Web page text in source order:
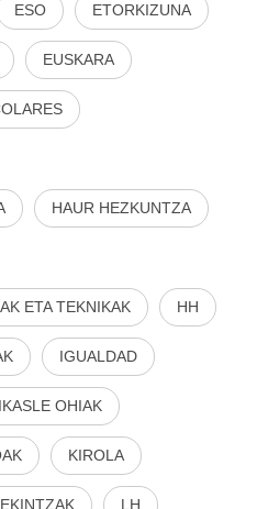
ESO ETORKIZUNA
EUSKARA
HAUR HEZKUNTZA
ETA TEKNIKAK HH
IGUALDAD
IKASLE OHIAK
KIROLA
LH